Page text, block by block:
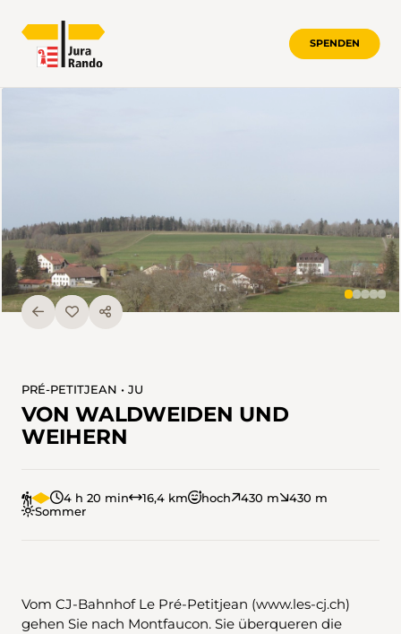
SPENDEN
PRÉ-PETITJEAN • JU
VON WALDWEIDEN UND
WEIHERN
4 h 20 min 16,4 km hoch 430 m
430 m
Sommer
Vom CJ-Bahnhof Le Pré-Petitjean (www.les-cj.ch)
gehen Sie nach Montfaucon. Sie überqueren die